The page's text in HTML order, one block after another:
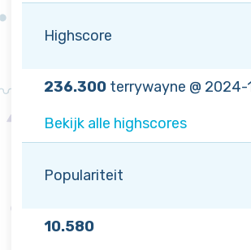
Highscore
236.300 terrywayne @ 2024-
Bekijk alle highscores
Populariteit
10.580